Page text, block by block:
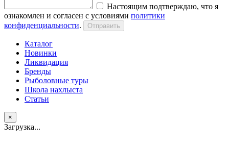
Настоящим подтверждаю, что я
ознакомлен и согласен с условиями политики
конфиденциальности.
Каталог
Новинки
Ликвидация
Бренды
Рыболовные туры
Школа нахлыста
Статьи
×
Загрузка...